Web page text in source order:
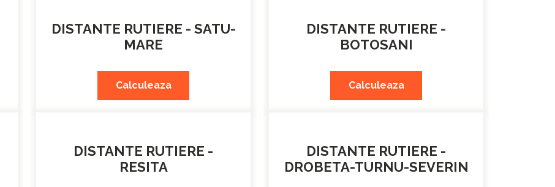
DISTANTE RUTIERE - SATU-
MARE
Calculeaza
DISTANTE RUTIERE -
BOTOSANI
Calculeaza
DISTANTE RUTIERE -
RESITA
DISTANTE RUTIERE -
DROBETA-TURNU-SEVERIN